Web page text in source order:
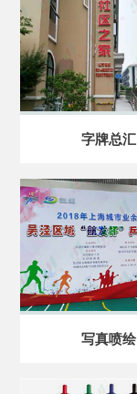
字牌总汇
写真喷绘